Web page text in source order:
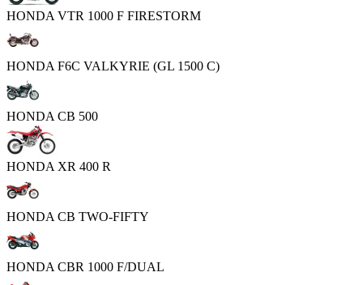
HONDA VTR 1000 F FIRESTORM
HONDA F6C VALKYRIE (GL 1500 C)
HONDA CB 500
HONDA XR 400 R
HONDA CB TWO-FIFTY
HONDA CBR 1000 F/DUAL